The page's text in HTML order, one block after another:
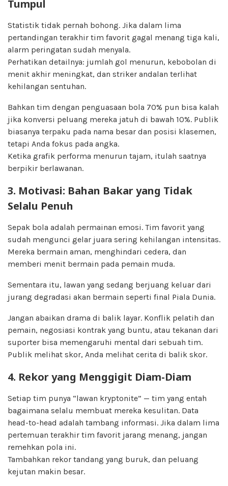
Tumpul
Statistik tidak pernah bohong. Jika dalam lima
pertandingan terakhir tim favorit gagal menang tiga kali,
alarm peringatan sudah menyala.
Perhatikan detailnya: jumlah gol menurun, kebobolan di
menit akhir meningkat, dan striker andalan terlihat
kehilangan sentuhan.
Bahkan tim dengan penguasaan bola 70% pun bisa kalah
jika konversi peluang mereka jatuh di bawah 10%. Publik
biasanya terpaku pada nama besar dan posisi klasemen,
tetapi Anda fokus pada angka.
Ketika grafik performa menurun tajam, itulah saatnya
berpikir berlawanan.
3. Motivasi: Bahan Bakar yang Tidak
Selalu Penuh
Sepak bola adalah permainan emosi. Tim favorit yang
sudah mengunci gelar juara sering kehilangan intensitas.
Mereka bermain aman, menghindari cedera, dan
memberi menit bermain pada pemain muda.
Sementara itu, lawan yang sedang berjuang keluar dari
jurang degradasi akan bermain seperti final Piala Dunia.
Jangan abaikan drama di balik layar. Konflik pelatih dan
pemain, negosiasi kontrak yang buntu, atau tekanan dari
suporter bisa memengaruhi mental dari sebuah tim.
Publik melihat skor, Anda melihat cerita di balik skor.
4. Rekor yang Menggigit Diam-Diam
Setiap tim punya “lawan kryptonite” — tim yang entah
bagaimana selalu membuat mereka kesulitan. Data
head-to-head adalah tambang informasi. Jika dalam lima
pertemuan terakhir tim favorit jarang menang, jangan
remehkan pola ini.
Tambahkan rekor tandang yang buruk, dan peluang
kejutan makin besar.